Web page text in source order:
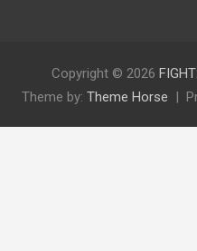
Copyright © 2026
Theme by: Theme Horse